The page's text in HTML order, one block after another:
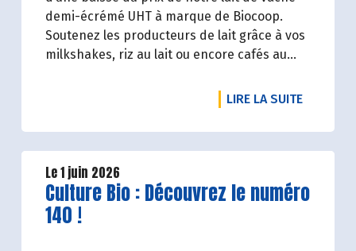
demi-écrémé UHT à marque de Biocoop.
Soutenez les producteurs de lait grâce à vos
milkshakes, riz au lait ou encore cafés au
LIRE LA SUITEDE
Le 1 juin 2026
Lire la suite de l'article
Culture Bio : Découvrez le numéro
140 !